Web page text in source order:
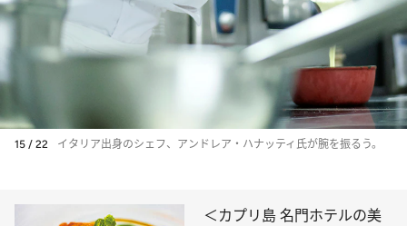
15 / 22 イタリア出身のシェフ、アンドレア・ハナッティ氏が腕を振るう。
＜カプリ島 名門ホテルの美